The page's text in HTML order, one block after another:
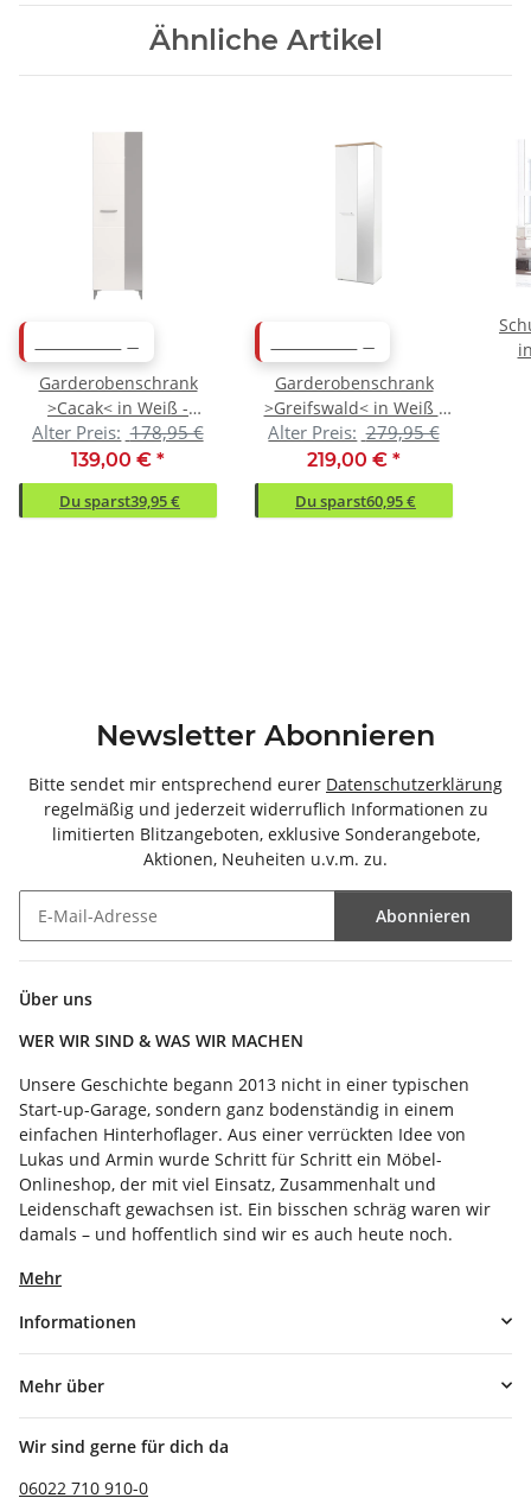
Ähnliche Artikel
Garderobenschrank
>Cacak< in Weiß -
60x191,5x33cm (BxHxT)
Alter Preis: 178,95 €
139,00 € *
Du sparst39,95 €
Garderobenschrank
>Greifswald< in Weiß -
60x198x38cm (BxHxT)
Alter Preis: 279,95 €
219,00 € *
Du sparst60,95 €
Newsletter Abonnieren
Bitte sendet mir entsprechend eurer Datenschutzerklärung
regelmäßig und jederzeit widerruflich Informationen zu
limitierten Blitzangeboten, exklusive Sonderangebote,
Aktionen, Neuheiten u.v.m. zu.
Abonnieren
Über uns
WER WIR SIND & WAS WIR MACHEN
Unsere Geschichte begann 2013 nicht in einer typischen
Start-up-Garage, sondern ganz bodenständig in einem
einfachen Hinterhoflager. Aus einer verrückten Idee von
Lukas und Armin wurde Schritt für Schritt ein Möbel-
Onlineshop, der mit viel Einsatz, Zusammenhalt und
Leidenschaft gewachsen ist. Ein bisschen schräg waren wir
damals – und hoffentlich sind wir es auch heute noch.
Mehr
Informationen
Mehr über
Wir sind gerne für dich da
06022 710 910-0